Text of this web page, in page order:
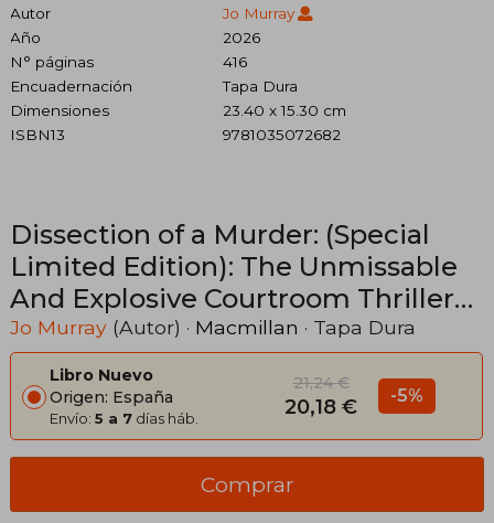
Autor
Jo Murray
Año
2026
N° páginas
416
Encuadernación
Tapa Dura
Dimensiones
23.40 x 15.30 cm
ISBN13
9781035072682
Dissection of a Murder: (Special
Limited Edition): The Unmissable
And Explosive Courtroom Thriller
For Fans Of Blood Orange, Apple
Tree Yard And The Silent Patient
Jo Murray (Autor) · Macmillan · Tapa Dura
Libro Nuevo
Origen: España
Envío: 5 a 7 días háb.
21,24 €
20,18 € -5%
Comprar